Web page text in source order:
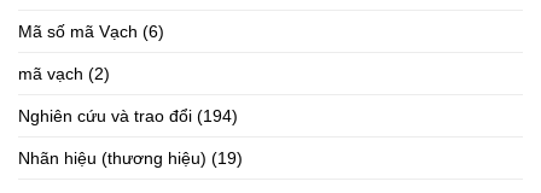
Mã số mã Vạch (6)
mã vạch (2)
Nghiên cứu và trao đổi (194)
Nhãn hiệu (thương hiệu) (19)